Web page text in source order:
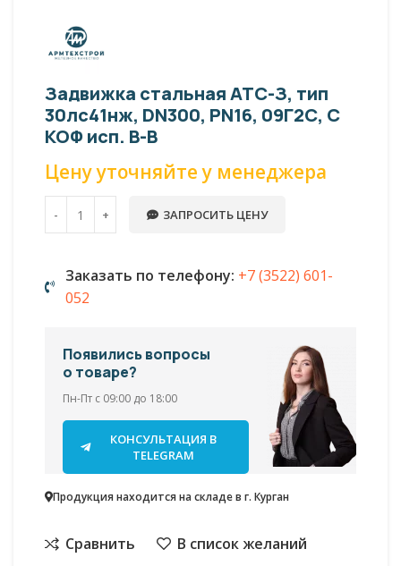
Задвижка стальная АТС-З, тип
30лс41нж, DN300, PN16, 09Г2С, С
КОФ исп. В-В
Цену уточняйте у менеджера
ЗАПРОСИТЬ ЦЕНУ
Заказать по телефону: +7 (3522) 601-
052
Появились вопросы
о товаре?
Пн-Пт с 09:00 до 18:00
КОНСУЛЬТАЦИЯ В
TELEGRAM
Продукция находится на складе в г. Курган
Сравнить В список желаний